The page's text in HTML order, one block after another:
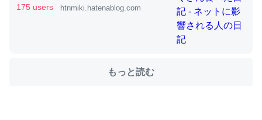
位置情報を共有してる。電池残量や充電中かが分かるので
─たまにLINEするくらいだった遠方の父67歳と僕。ITツール導入で
コミュニケーションが劇的に変化した｜tayorini by LIFULL介護
175 users htnmiki.hatenablog.com
もっと読む